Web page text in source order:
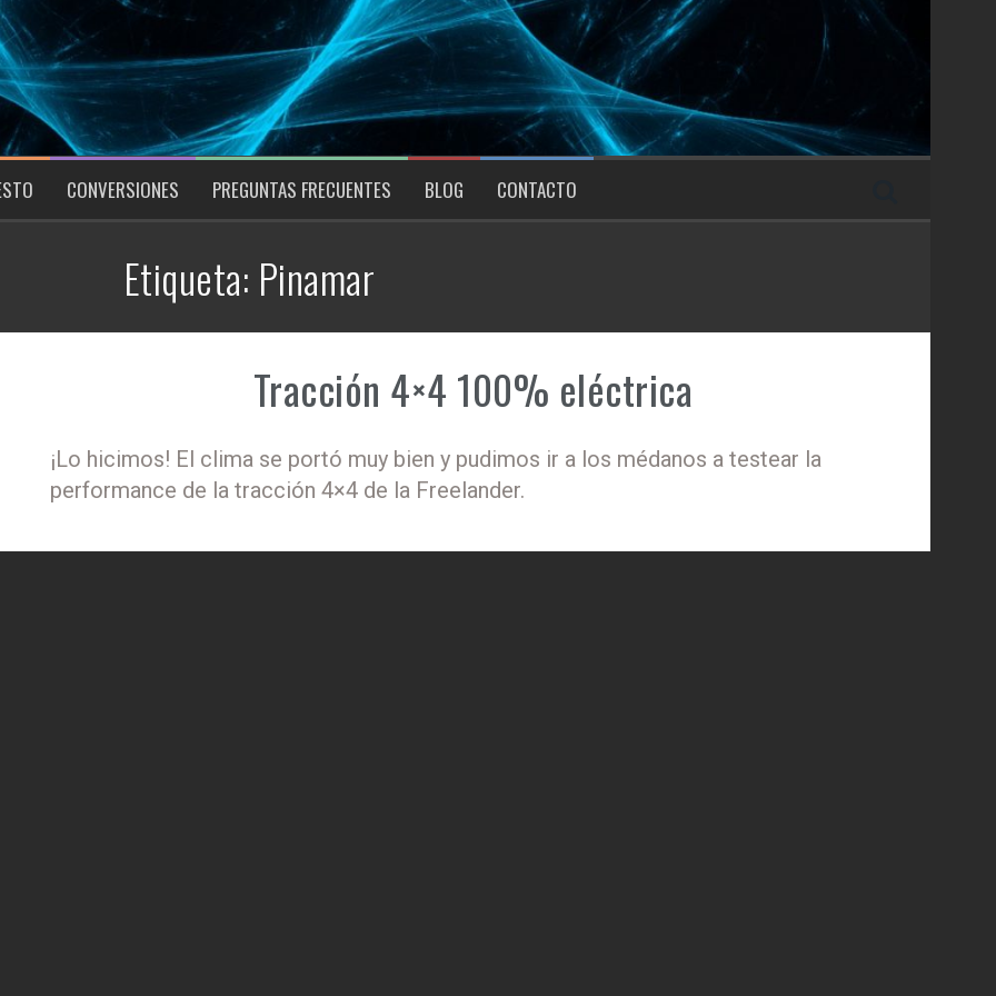
CONVERSIONES PREGUNTAS FRECUENTES BLOG CONTACTO
Etiqueta: Pinamar
Tracción 4×4 100% eléctrica
¡Lo hicimos! El clima se portó muy bien y pudimos ir a los médanos a testear la
performance de la tracción 4×4 de la Freelander.